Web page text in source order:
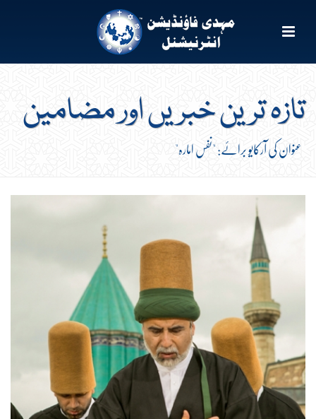
تازہ ترین خبریں اور مضامین
عنوان کی آرکایو برائے: "نفس امارہ"